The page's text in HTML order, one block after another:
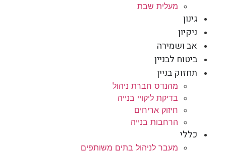
מעלית שבת
גינון
ניקיון
אב ושמירה
ביטוח לבניין
תחזוק בניין
מהנדס חברת ניהול
בדיקת ליקויי בנייה
חיזוק אריחים
הרחבות בנייה
כללי
מעבר לניהול בתים משותפים